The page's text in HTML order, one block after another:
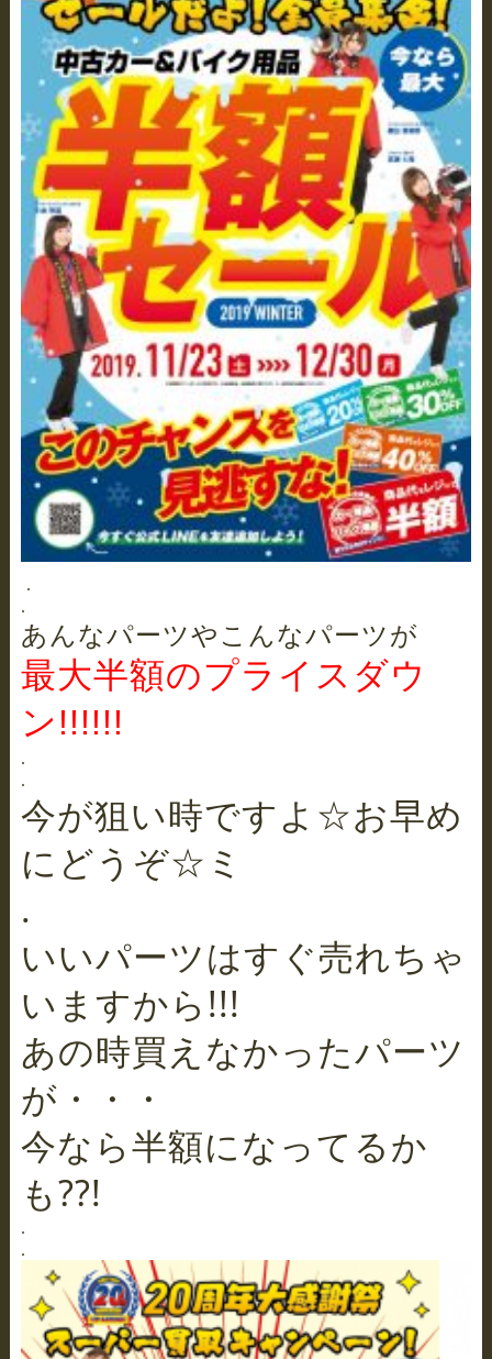
.
.
あんなパーツやこんなパーツが
最大半額のプライスダウ
ン!!!!!!
.
.
今が狙い時ですよ☆お早め
にどうぞ☆ミ
.
いいパーツはすぐ売れちゃ
いますから!!!
あの時買えなかったパーツ
が・・・
今なら半額になってるか
も??!
.
.